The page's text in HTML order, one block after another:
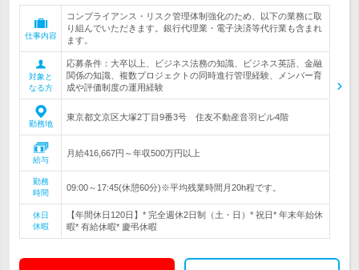
仕事内容
コンプライアンス・リスク管理体制強化のため、以下の業務に取
り組んでいただきます。銀行代理業・電子決済等代行業も含まれ
ます。
対象と
なる方
応募条件：大卒以上、ビジネス法務の知識、ビジネス英語、金融
関係の知識、複数プロジェクトの同時進行管理経験、メンバー育
成や評価制度の運用経験
勤務地
東京都文京区大塚2丁目9番3号 住友不動産音羽ビル4階
給与
月給416,667円～年収500万円以上
勤務
時間
09:00～17:45(休憩60分)※平均残業時間月20h程です。
休日
休暇
【年間休日120日】* 完全週休2日制（土・日）* 祝日* 年末年始休
暇* 有給休暇* 慶弔休暇